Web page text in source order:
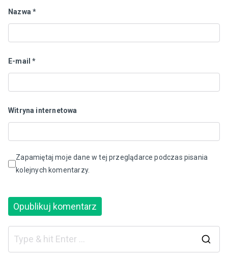
Nazwa*
E-mail*
Witryna internetowa
Zapamiętaj moje dane w tej przeglądarce podczas pisania
kolejnych komentarzy.